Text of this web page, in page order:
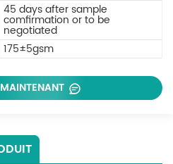
45 days after sample
comfirmation or to be
negotiated
175±5gsm